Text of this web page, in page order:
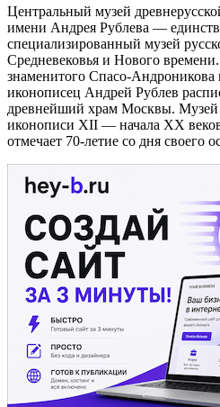
Центральный музей
имени Андрея Рублева —
специализированный музей
Средневековья и Нового
знаменитого Спасо-Андроникова
иконописец Андрей Рублев
древнейший храм Москвы. Музей
иконописи XII — начала XX
отмечает 70-летие со дня своего